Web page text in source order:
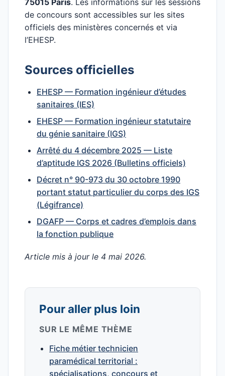
75015 Paris. Les informations sur les sessions
de concours sont accessibles sur les sites
officiels des ministères concernés et via
l’EHESP.
Sources officielles
EHESP — Formation ingénieur d’études
sanitaires (IES)
EHESP — Formation ingénieur statutaire
du génie sanitaire (IGS)
Arrêté du 4 décembre 2025 — Liste
d’aptitude IGS 2026 (Bulletins officiels)
Décret n° 90-973 du 30 octobre 1990
portant statut particulier du corps des IGS
(Légifrance)
DGAFP — Corps et cadres d’emplois dans
la fonction publique
Article mis à jour le 4 mai 2026.
Pour aller plus loin
SUR LE MÊME THÈME
Fiche métier technicien
paramédical territorial :
spécialisations, concours et